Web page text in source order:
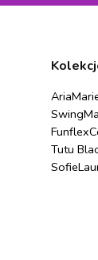
Aria
Swing
Funflex
Tutu
Sofie